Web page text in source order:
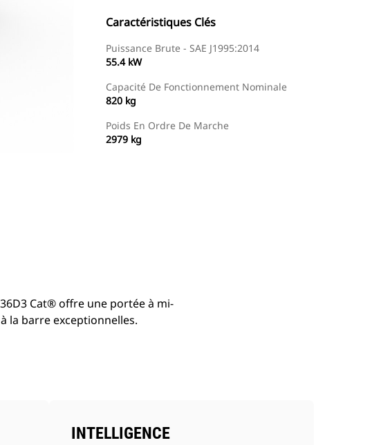
Caractéristiques Clés
Puissance Brute - SAE J1995:2014
55.4 kW
Capacité De Fonctionnement Nominale
820 kg
Poids En Ordre De Marche
2979 kg
Cat® offre une portée à mi-
la barre exceptionnelles.
INTELLIGENCE